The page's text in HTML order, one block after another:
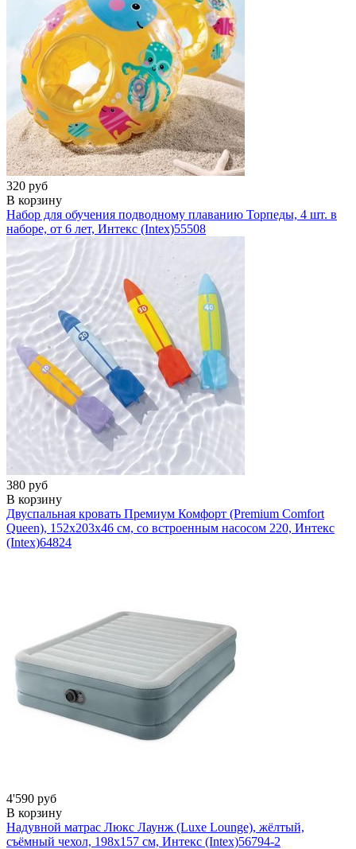
320 руб
В корзину
Набор для обучения подводному плаванию Торпеды, 4 шт. в
наборе, от 6 лет, Интекс (Intex)55508
380 руб
В корзину
Двуспальная кровать Премиум Комфорт (Premium Comfort
Queen), 152х203х46 см, со встроенным насосом 220, Интекс
(Intex)64824
4'590 руб
В корзину
Надувной матрас Люкс Лаунж (Luxe Lounge), жёлтый,
съёмный чехол, 198х157 см, Интекс (Intex)56794-2